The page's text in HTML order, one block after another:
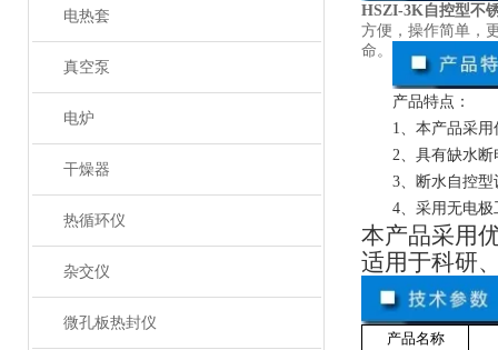
电热套
真空泵
电炉
干燥器
热循环仪
杂交仪
微孔板热封仪
HSZI-3K自控型不
方便，操作简单，
命。
产品特点：
1、本产品采
2、具有缺水
3、断水自控
4、采用无电
本产品采用
适用于科研
产品名称